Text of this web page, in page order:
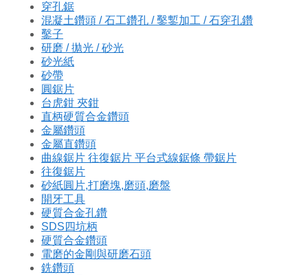
穿孔鋸
混凝土鑽頭 / 石工鑽孔 / 鑿鏨加工 / 石穿孔鑽
鑿子
研磨 / 拋光 / 砂光
砂光紙
砂帶
圓鋸片
台虎鉗 夾鉗
直柄硬質合金鑽頭
金屬鑽頭
金屬直鑽頭
曲線鋸片 往復鋸片 平台式線鋸條 帶鋸片
往復鋸片
砂紙圓片,打磨塊,磨頭,磨盤
開牙工具
硬質合金孔鑽
SDS四坑柄
硬質合金鑽頭
電磨的金剛與研磨石頭
銑鑽頭